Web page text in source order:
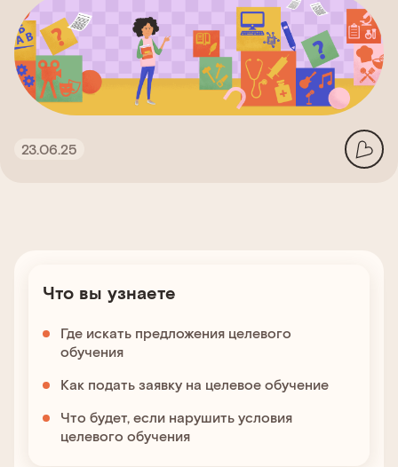
23.06.25
Что вы узнаете
Где искать предложения целевого
обучения
Как подать заявку на целевое обучение
Что будет, если нарушить условия
целевого обучения